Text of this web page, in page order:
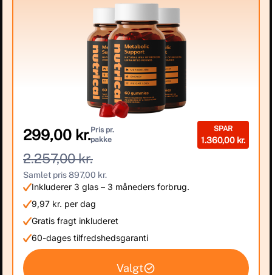
299,00 kr.Pris pr.
pakke
SPAR
1.360,00 kr.
2.257,00 kr.
Samlet pris 897,00 kr.
Inkluderer 3 glas – 3 måneders forbrug.
9,97 kr. per dag
Gratis fragt inkluderet
60-dages tilfredshedsgaranti
Valgt